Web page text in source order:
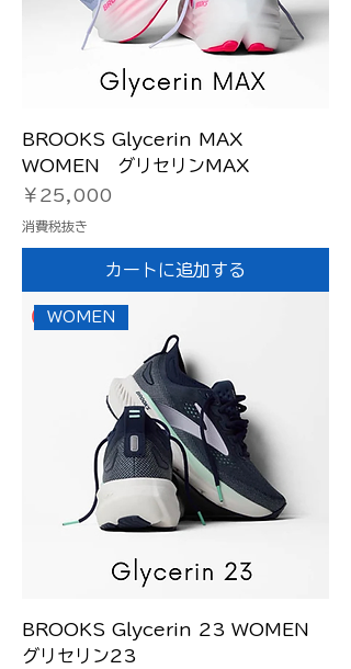
BROOKS Glycerin MAX
WOMEN グリセリンMAX
価格
￥25,000
消費税抜き
カートに追加する
WOMEN
BROOKS Glycerin 23 WOMEN
グリセリン23